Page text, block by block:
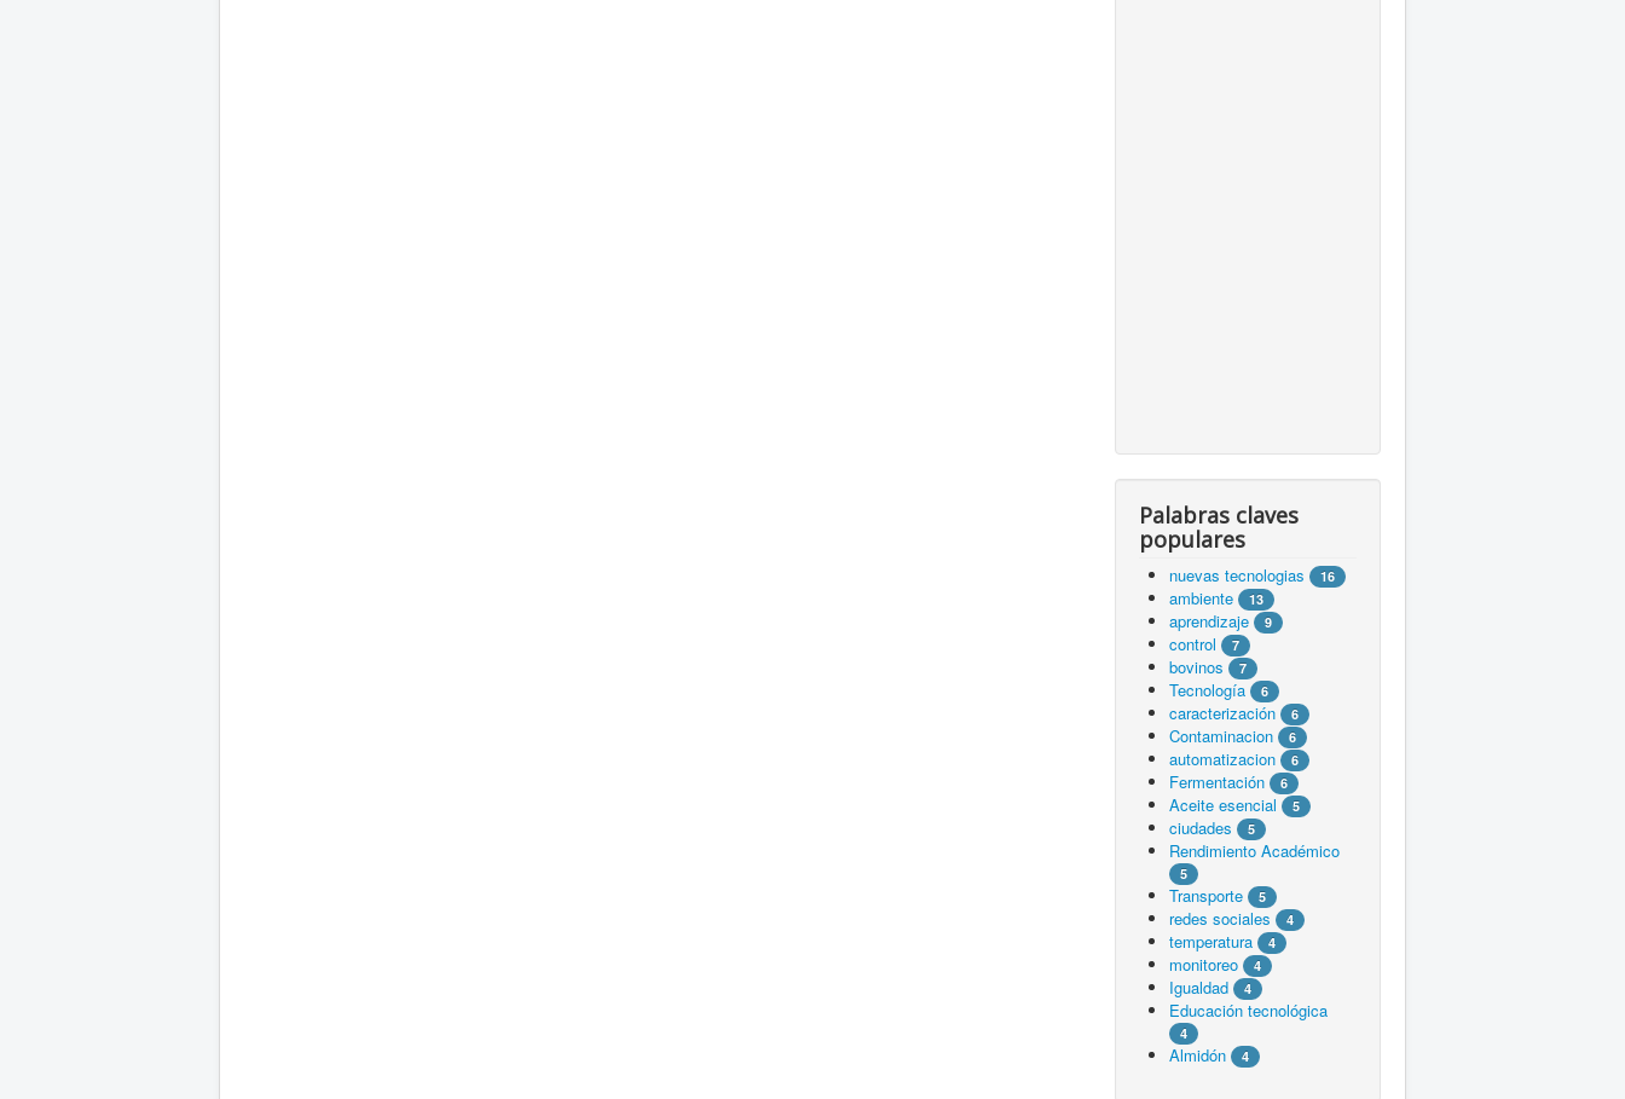
Palabras claves
populares
nuevas tecnologias 16
ambiente 13
aprendizaje 9
control 7
bovinos 7
Tecnología 6
caracterización 6
Contaminacion 6
automatizacion 6
Fermentación 6
Aceite esencial 5
ciudades 5
Rendimiento Académico
5
Transporte 5
redes sociales 4
temperatura 4
monitoreo 4
Igualdad 4
Educación tecnológica
4
Almidón 4